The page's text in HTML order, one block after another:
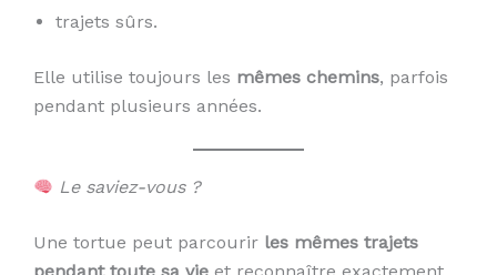
trajets sûrs.
Elle utilise toujours les mêmes chemins, parfois
pendant plusieurs années.
Le saviez-vous ?
Une tortue peut parcourir les mêmes trajets